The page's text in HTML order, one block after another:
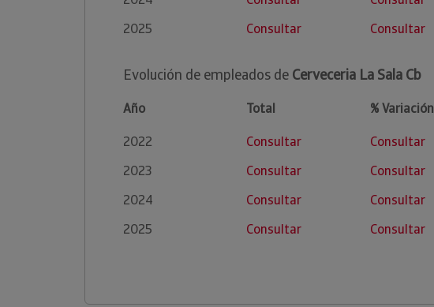
2025
Consultar Consultar
Evolución de empleados de Cerveceria La Sala Cb
Año Total
% Variación
2022
Consultar
Consultar
2023
Consultar
Consultar
2024
Consultar
Consultar
2025
Consultar Consultar